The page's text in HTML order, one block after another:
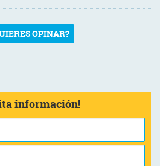
OPINAR?
información!